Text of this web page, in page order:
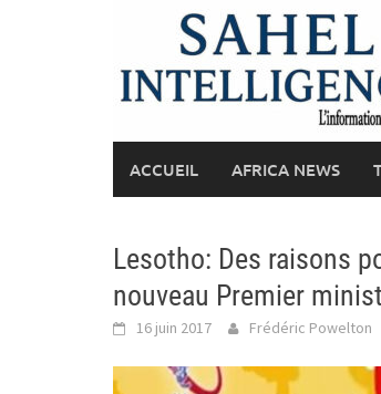
ACCUEIL AFRICA NEWS
Lesotho: Des raisons
nouveau Premier
16 juin 2017 Frédéric Powelton